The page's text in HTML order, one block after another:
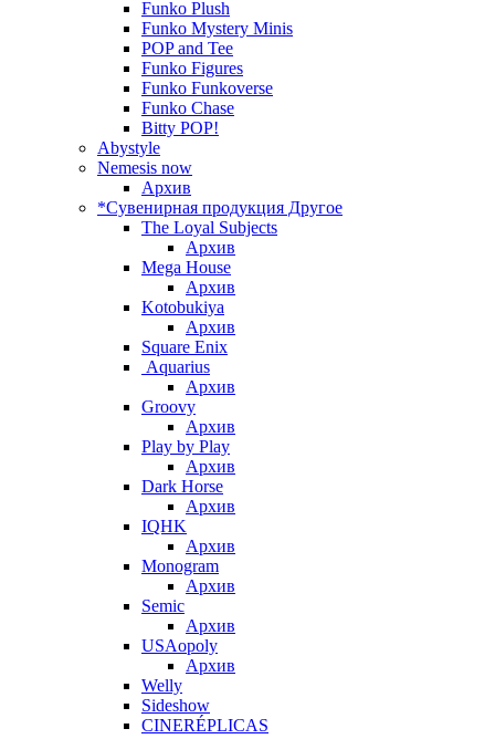
Funko Plush
Funko Mystery Minis
POP and Tee
Funko Figures
Funko Funkoverse
Funko Chase
Bitty POP!
Abystyle
Nemesis now
Архив
*Сувенирная продукция Другое
The Loyal Subjects
Архив
Mega House
Архив
Kotobukiya
Архив
Square Enix
Aquarius
Архив
Groovy
Архив
Play by Play
Архив
Dark Horse
Архив
IQHK
Архив
Monogram
Архив
Semic
Архив
USAopoly
Архив
Welly
Sideshow
CINERÉPLICAS